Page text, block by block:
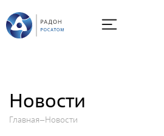
Новости
Главная Новости
Лицензии
Миссия и видение